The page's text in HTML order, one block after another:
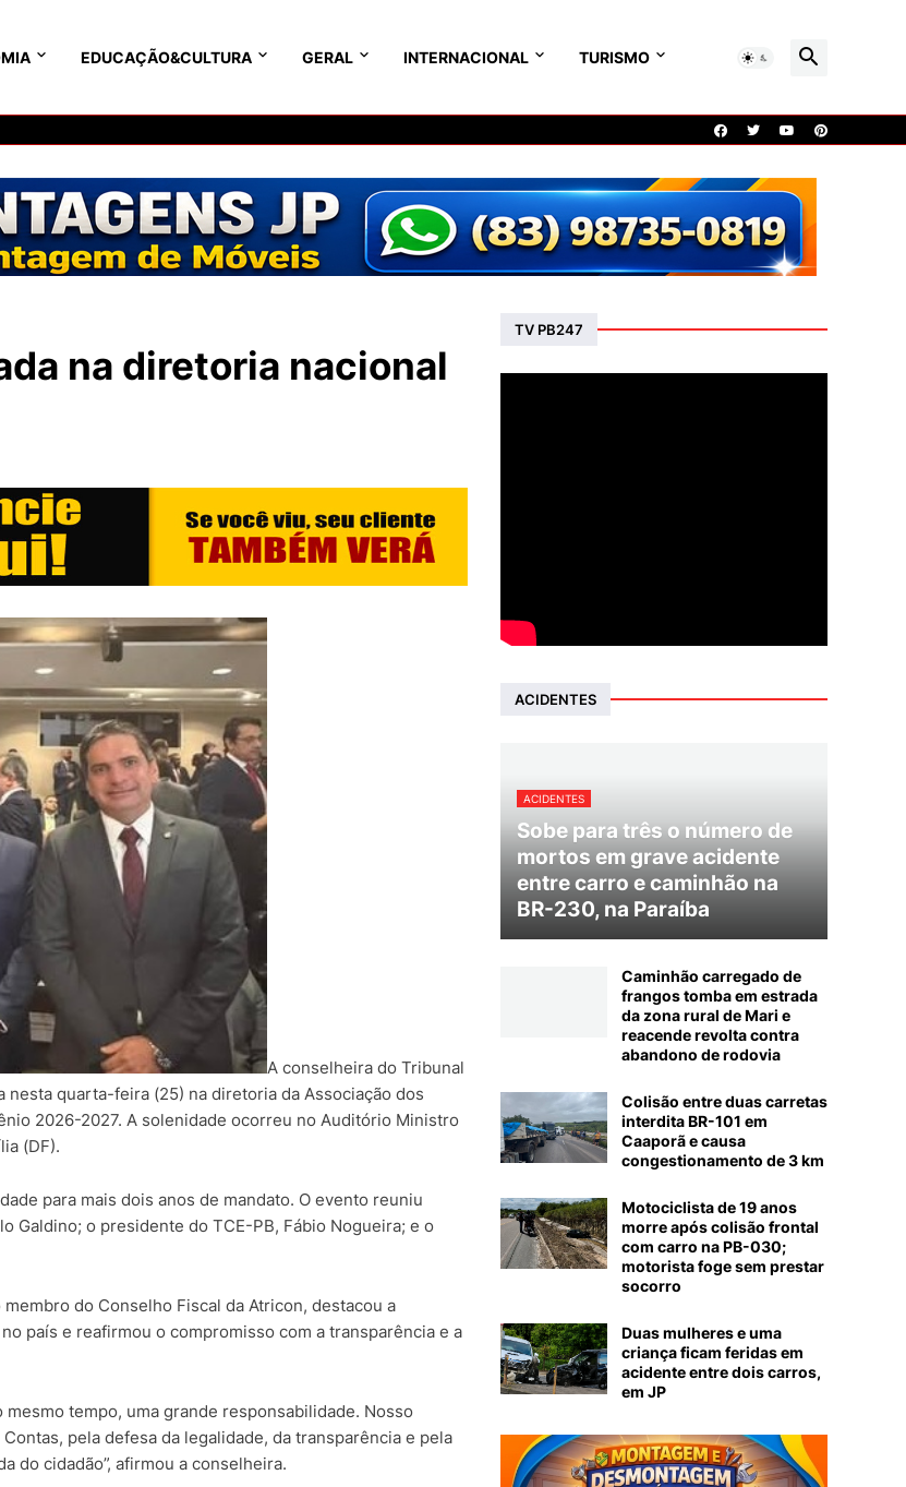
EDUCAÇÃO&CULTURA GERAL INTERNACIONAL TURISMO
na diretoria nacional
A conselheira do Tribunal
nesta quarta-feira (25) na diretoria da Associação dos
2026-2027. A solenidade ocorreu no Auditório Ministro
(DF).
para mais dois anos de mandato. O evento reuniu
Galdino; o presidente do TCE-PB, Fábio Nogueira; e o
do Conselho Fiscal da Atricon, destacou a
país e reafirmou o compromisso com a transparência e a
tempo, uma grande responsabilidade. Nosso
pela defesa da legalidade, da transparência e pela
do cidadão”, afirmou a conselheira.
TV PB247
ACIDENTES
ACIDENTES
Sobe para três o número de
mortos em grave acidente
entre carro e caminhão na
BR-230, na Paraíba
Caminhão carregado de
frangos tomba em estrada
da zona rural de Mari e
reacende revolta contra
abandono de rodovia
Colisão entre duas carretas
interdita BR-101 em
Caaporã e causa
congestionamento de 3 km
Motociclista de 19 anos
morre após colisão frontal
com carro na PB-030;
motorista foge sem prestar
socorro
Duas mulheres e uma
criança ficam feridas em
acidente entre dois carros,
em JP